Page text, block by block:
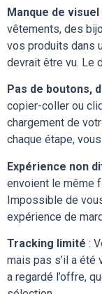
Manque de
vêtements, des
vos produits dans
devrait être vu. Le
Pas de boutons,
copier-coller ou
chargement de
chaque étape,
Expérience non
envoient le même
Impossible de
expérience de
Tracking limité :
mais pas s’il a été
a regardé l’offre,